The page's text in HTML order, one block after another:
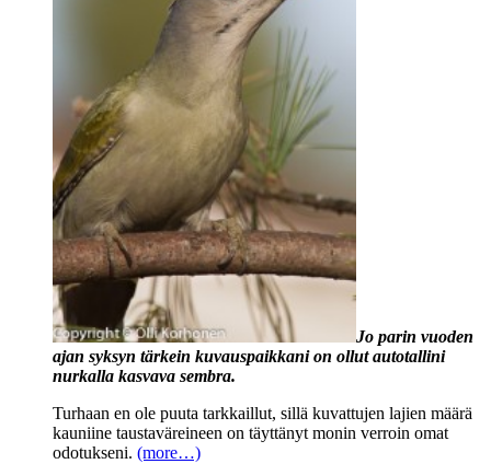
Jo parin vuoden
ajan syksyn tärkein kuvauspaikkani on ollut autotallini
nurkalla kasvava sembra.
Turhaan en ole puuta tarkkaillut, sillä kuvattujen lajien määrä
kauniine taustaväreineen on täyttänyt monin verroin omat
odotukseni. (more…)